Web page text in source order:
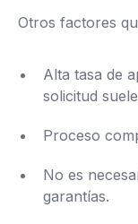
Otros factores
Alta tasa de
solicitud
Proceso
No es
garantías.